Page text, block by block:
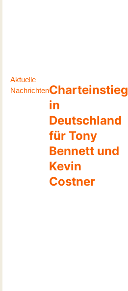
Aktuelle
NachrichtenCharteinstieg
in
Deutschland
für Tony
Bennett und
Kevin
Costner